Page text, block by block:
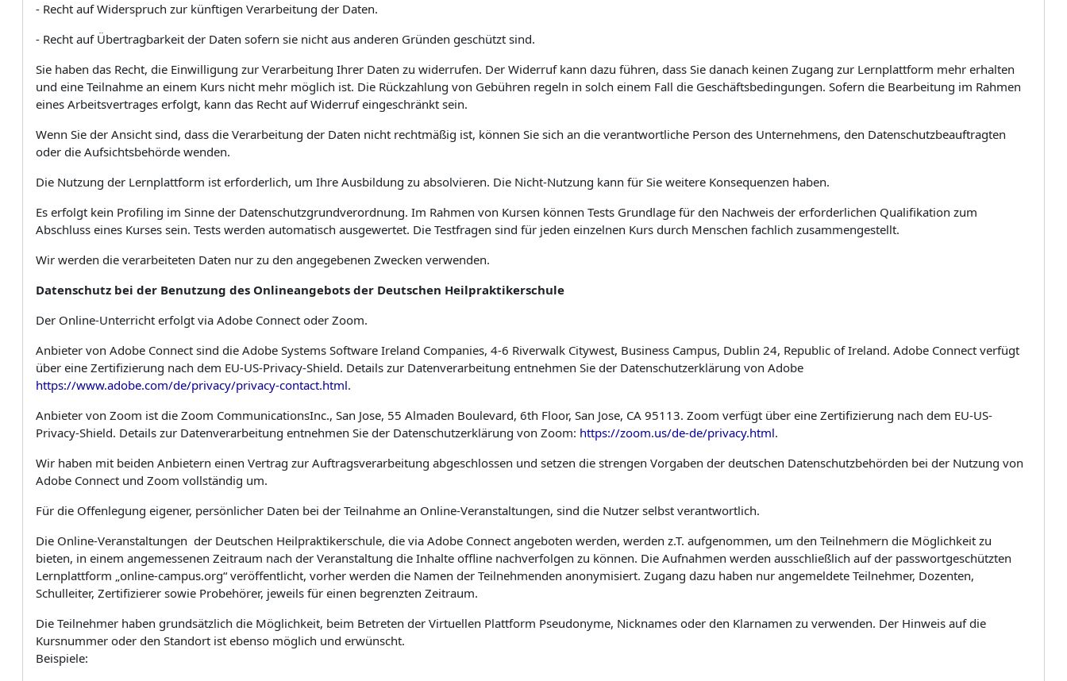
- Recht auf Widerspruch zur künftigen Verarbeitung der Daten.
- Recht auf Übertragbarkeit der Daten sofern sie nicht aus anderen Gründen geschützt sind.
Sie haben das Recht, die Einwilligung zur Verarbeitung Ihrer Daten zu widerrufen. Der Widerruf kann dazu führen, dass Sie danach keinen Zugang zur Lernplattform mehr erhalten
und eine Teilnahme an einem Kurs nicht mehr möglich ist. Die Rückzahlung von Gebühren regeln in solch einem Fall die Geschäftsbedingungen. Sofern die Bearbeitung im Rahmen
eines Arbeitsvertrages erfolgt, kann das Recht auf Widerruf eingeschränkt sein.
Wenn Sie der Ansicht sind, dass die Verarbeitung der Daten nicht rechtmäßig ist, können Sie sich an die verantwortliche Person des Unternehmens, den Datenschutzbeauftragten
oder die Aufsichtsbehörde wenden.
Die Nutzung der Lernplattform ist erforderlich, um Ihre Ausbildung zu absolvieren. Die Nicht-Nutzung kann für Sie weitere Konsequenzen haben.
Es erfolgt kein Profiling im Sinne der Datenschutzgrundverordnung. Im Rahmen von Kursen können Tests Grundlage für den Nachweis der erforderlichen Qualifikation zum
Abschluss eines Kurses sein. Tests werden automatisch ausgewertet. Die Testfragen sind für jeden einzelnen Kurs durch Menschen fachlich zusammengestellt.
Wir werden die verarbeiteten Daten nur zu den angegebenen Zwecken verwenden.
Datenschutz bei der Benutzung des Onlineangebots der Deutschen Heilpraktikerschule
Der Online-Unterricht erfolgt via Adobe Connect oder Zoom.
Anbieter von Adobe Connect sind die Adobe Systems Software Ireland Companies, 4-6 Riverwalk Citywest, Business Campus, Dublin 24, Republic of Ireland. Adobe Connect verfügt
über eine Zertifizierung nach dem EU-US-Privacy-Shield. Details zur Datenverarbeitung entnehmen Sie der Datenschutzerklärung von Adobe
https://www.adobe.com/de/privacy/privacy-contact.html.
Anbieter von Zoom ist die Zoom CommunicationsInc., San Jose, 55 Almaden Boulevard, 6th Floor, San Jose, CA 95113. Zoom verfügt über eine Zertifizierung nach dem EU-US-
Privacy-Shield. Details zur Datenverarbeitung entnehmen Sie der Datenschutzerklärung von Zoom: https://zoom.us/de-de/privacy.html.
Wir haben mit beiden Anbietern einen Vertrag zur Auftragsverarbeitung abgeschlossen und setzen die strengen Vorgaben der deutschen Datenschutzbehörden bei der Nutzung von
Adobe Connect und Zoom vollständig um.
Für die Offenlegung eigener, persönlicher Daten bei der Teilnahme an Online-Veranstaltungen, sind die Nutzer selbst verantwortlich.
Die Online-Veranstaltungen der Deutschen Heilpraktikerschule, die via Adobe Connect angeboten werden, werden z.T. aufgenommen, um den Teilnehmern die Möglichkeit zu
bieten, in einem angemessenen Zeitraum nach der Veranstaltung die Inhalte offline nachverfolgen zu können. Die Aufnahmen werden ausschließlich auf der passwortgeschützten
Lernplattform „online-campus.org“ veröffentlicht, vorher werden die Namen der Teilnehmenden anonymisiert. Zugang dazu haben nur angemeldete Teilnehmer, Dozenten,
Schulleiter, Zertifizierer sowie Probehörer, jeweils für einen begrenzten Zeitraum.
Die Teilnehmer haben grundsätzlich die Möglichkeit, beim Betreten der Virtuellen Plattform Pseudonyme, Nicknames oder den Klarnamen zu verwenden. Der Hinweis auf die
Kursnummer oder den Standort ist ebenso möglich und erwünscht.
Beispiele: